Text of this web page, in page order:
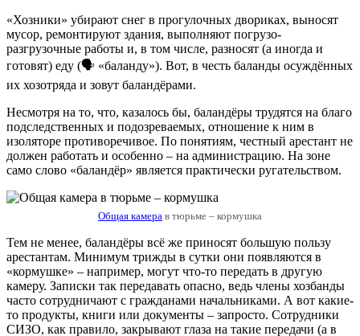
«Хозники» убирают снег в прогулочных двориках, выносят
мусор, ремонтируют здания, выполняют погрузо-
разгрузочные работы и, в том числе, разносят (а иногда и
готовят) еду (🗣 «баланду»). Вот, в честь баланды осуждённых
их хозотряда и зовут баландёрами.
Несмотря на то, что, казалось бы, баландёры трудятся на благо
подследственных и подозреваемых, отношение к ним в
изоляторе противоречивое. По понятиям, честный арестант не
должен работать и особенно – на администрацию. На зоне
само слово «баландёр» является практически ругательством.
Общая камера в тюрьме – кормушка
Тем не менее, баландёры всё же приносят большую пользу
арестантам. Минимум трижды в сутки они появляются в
«кормушке» – например, могут что-то передать в другую
камеру. Записки так передавать опасно, ведь члены хозбанды
часто сотрудничают с гражданами начальниками. А вот какие-
то продукты, книги или документы – запросто. Сотрудники
СИЗО, как правило, закрывают глаза на такие передачи (а в